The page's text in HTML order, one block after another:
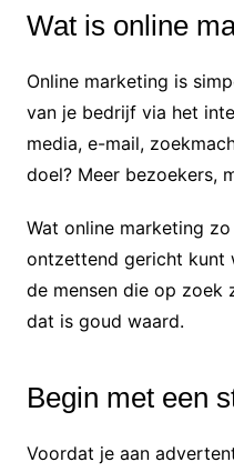
Wat is online
Online marketing is
van je bedrijf via het
media, e-mail,
doel? Meer bezoekers,
Wat online marketing
ontzettend gericht kunt
de mensen die op zoek
dat is goud waard.
Begin met een
Voordat je aan